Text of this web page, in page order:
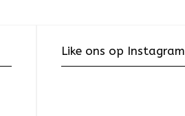
Like ons op Instagram